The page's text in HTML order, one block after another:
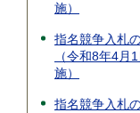
施）
指名競争入札
（令和8年4月
施）
指名競争入札